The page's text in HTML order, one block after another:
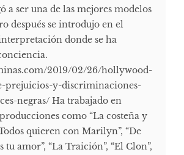
a ser una de las mejores modelos
después se introdujo en el
donde se ha
2019/02/26/hollywood-
prejuicios-y-discriminaciones-
negras/ Ha trabajado en
como “La costeña y
quieren con Marilyn”, “De
tu amor”, “La Traición”, “El Clon”,